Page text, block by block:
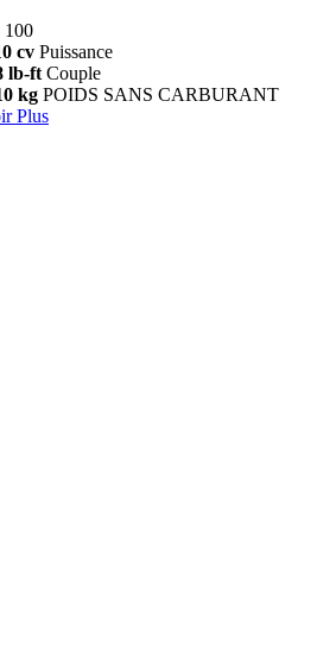
100
cv Puissance
lb-ft Couple
kg POIDS SANS CARBURANT
Plus